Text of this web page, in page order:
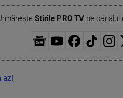
Știrile PRO TVpe canalul
azi,